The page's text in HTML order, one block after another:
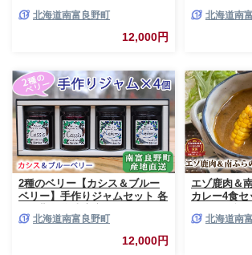
シス ハスカップ ソース 果実 て
んさい糖 無農薬 ポリフェノー
北海道南富良野町
12,000円
リー カシス
果実 てんさ
北海道南
2種のベリー【カシス＆ブルー
ベリー】手作りジャムセット 各
ベリー カシス ブルーベリー ソ
ース 果実 てんさい糖 無農薬 甘
北海道南富良野町
12,000円
エゾ鹿肉＆
カレー4食
スープカレ
北海道南